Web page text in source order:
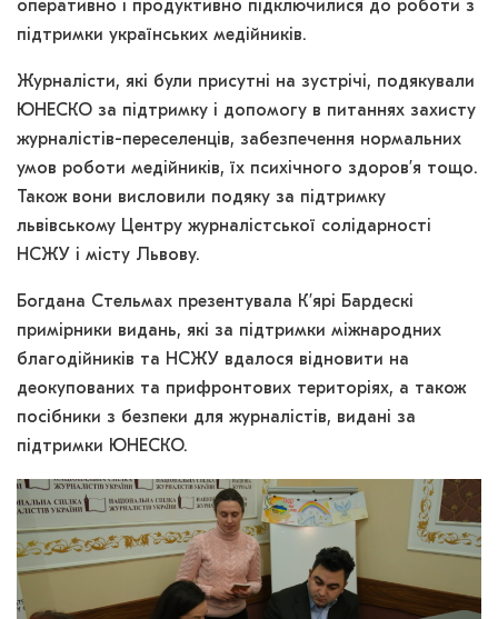
оперативно і продуктивно підключилися до роботи з
підтримки українських медійників.
Журналісти, які були присутні на зустрічі, подякували
ЮНЕСКО за підтримку і допомогу в питаннях захисту
журналістів-переселенців, забезпечення нормальних
умов роботи медійників, їх психічного здоров’я тощо.
Також вони висловили подяку за підтримку
львівському Центру журналістської солідарності
НСЖУ і місту Львову.
Богдана Стельмах презентувала К’ярі Бардескі
примірники видань, які за підтримки міжнародних
благодійників та НСЖУ вдалося відновити на
деокупованих та прифронтових територіях, а також
посібники з безпеки для журналістів, видані за
підтримки ЮНЕСКО.